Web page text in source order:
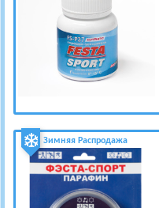
Зимняя Распродажа